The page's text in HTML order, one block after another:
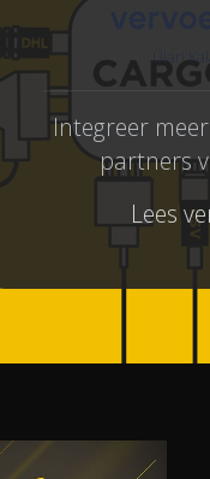
Ülari
Integreer
partners
Lees